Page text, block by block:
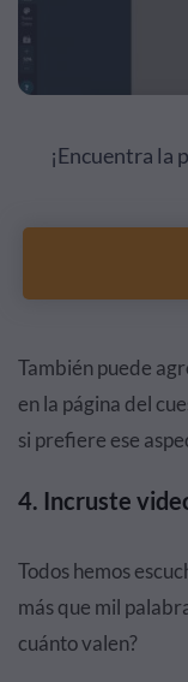
¡Encuentra la
También puede
en la página del
si prefiere ese
4. Incruste
Todos hemos
más que mil
cuánto valen?